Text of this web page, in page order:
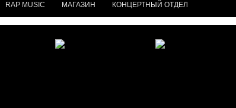
RAP MUSIC МАГАЗИН
КОНЦЕРТНЫЙ ОТДЕЛ